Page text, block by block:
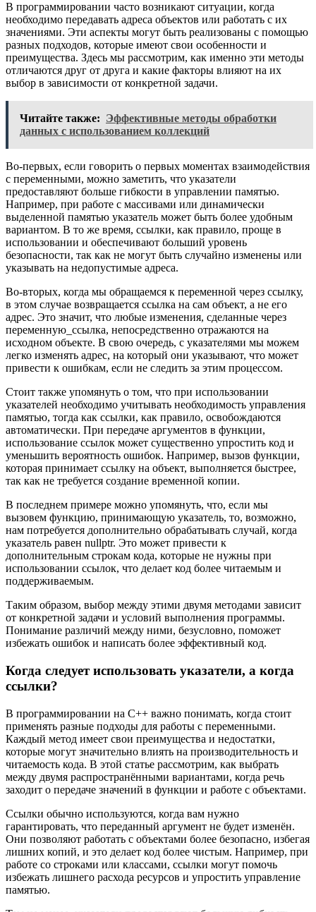
В программировании часто возникают ситуации, когда
необходимо передавать адреса объектов или работать с их
значениями. Эти аспекты могут быть реализованы с помощью
разных подходов, которые имеют свои особенности и
преимущества. Здесь мы рассмотрим, как именно эти методы
отличаются друг от друга и какие факторы влияют на их
выбор в зависимости от конкретной задачи.
Читайте также: Эффективные методы обработки
данных с использованием коллекций
Во-первых, если говорить о первых моментах взаимодействия
с переменными, можно заметить, что указатели
предоставляют больше гибкости в управлении памятью.
Например, при работе с массивами или динамически
выделенной памятью указатель может быть более удобным
вариантом. В то же время, ссылки, как правило, проще в
использовании и обеспечивают больший уровень
безопасности, так как не могут быть случайно изменены или
указывать на недопустимые адреса.
Во-вторых, когда мы обращаемся к переменной через ссылку,
в этом случае возвращается ссылка на сам объект, а не его
адрес. Это значит, что любые изменения, сделанные через
переменную_ссылка, непосредственно отражаются на
исходном объекте. В свою очередь, с указателями мы можем
легко изменять адрес, на который они указывают, что может
привести к ошибкам, если не следить за этим процессом.
Стоит также упомянуть о том, что при использовании
указателей необходимо учитывать необходимость управления
памятью, тогда как ссылки, как правило, освобождаются
автоматически. При передаче аргументов в функции,
использование ссылок может существенно упростить код и
уменьшить вероятность ошибок. Например, вызов функции,
которая принимает ссылку на объект, выполняется быстрее,
так как не требуется создание временной копии.
В последнем примере можно упомянуть, что, если мы
вызовем функцию, принимающую указатель, то, возможно,
нам потребуется дополнительно обрабатывать случай, когда
указатель равен nullptr. Это может привести к
дополнительным строкам кода, которые не нужны при
использовании ссылок, что делает код более читаемым и
поддерживаемым.
Таким образом, выбор между этими двумя методами зависит
от конкретной задачи и условий выполнения программы.
Понимание различий между ними, безусловно, поможет
избежать ошибок и написать более эффективный код.
Когда следует использовать указатели, а когда
ссылки?
В программировании на C++ важно понимать, когда стоит
применять разные подходы для работы с переменными.
Каждый метод имеет свои преимущества и недостатки,
которые могут значительно влиять на производительность и
читаемость кода. В этой статье рассмотрим, как выбрать
между двумя распространёнными вариантами, когда речь
заходит о передаче значений в функции и работе с объектами.
Ссылки обычно используются, когда вам нужно
гарантировать, что переданный аргумент не будет изменён.
Они позволяют работать с объектами более безопасно, избегая
лишних копий, и это делает код более чистым. Например, при
работе со строками или классами, ссылки могут помочь
избежать лишнего расхода ресурсов и упростить управление
памятью.